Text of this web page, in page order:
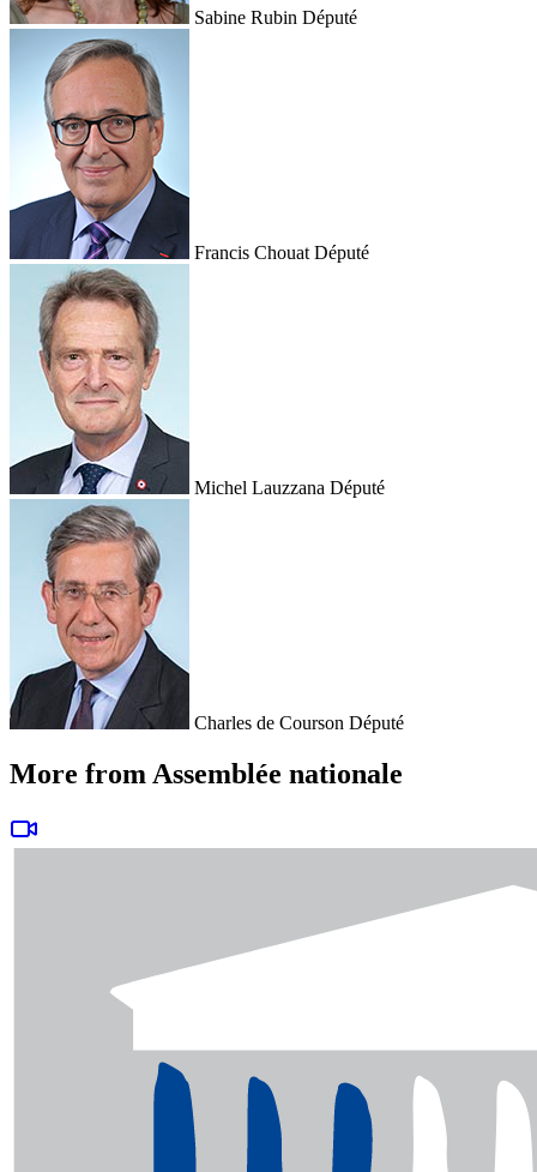
Sabine Rubin Député
Francis Chouat Député
Michel Lauzzana Député
Charles de Courson Député
More from Assemblée nationale